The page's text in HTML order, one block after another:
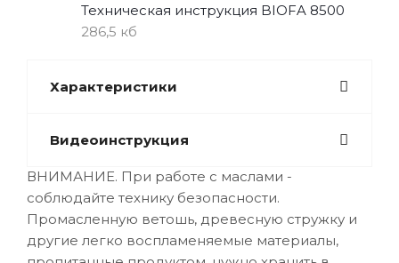
Техническая инструкция BIOFA 8500
286,5 кб
Характеристики
Видеоинструкция
ВНИМАНИЕ. При работе с маслами -
соблюдайте технику безопасности.
Промасленную ветошь, древесную стружку и
другие легко воспламеняемые материалы,